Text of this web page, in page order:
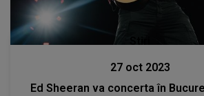
27 oct 2023
Ed Sheeran va concerta în